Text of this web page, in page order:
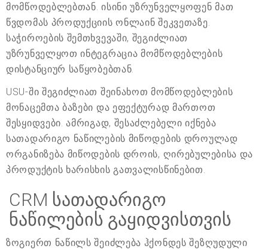
მომწოდებლებთან. ისინი უზრუნველყოფენ მათ
წვდომას პროდუქციის ონლაინ შეკვეთაზე.
საჭიროების შემთხვევაში, შეგიძლიათ
უზრუნველყოთ ინტეგრაცია მომწოდებლების
დისტანციურ საწყობებთან.
USU-ში შეგიძლიათ შეინახოთ მომწოდებლების
მონაცემთა ბაზები და ეფექტურად მართოთ
შესყიდვები. ამრიგად, შესაძლებელი იქნება
სათადარიგო ნაწილების მიწოდების დროულად
ორგანიზება მიწოდების დროის, ღირებულებისა და
პროდუქტის ხარისხის გათვალისწინებით.
CRM სათადარიგო
ნაწილების გაყიდვისთვის
ზოგიერთ ნაწილს შეიძლება ჰქონდეს შეზღუდული